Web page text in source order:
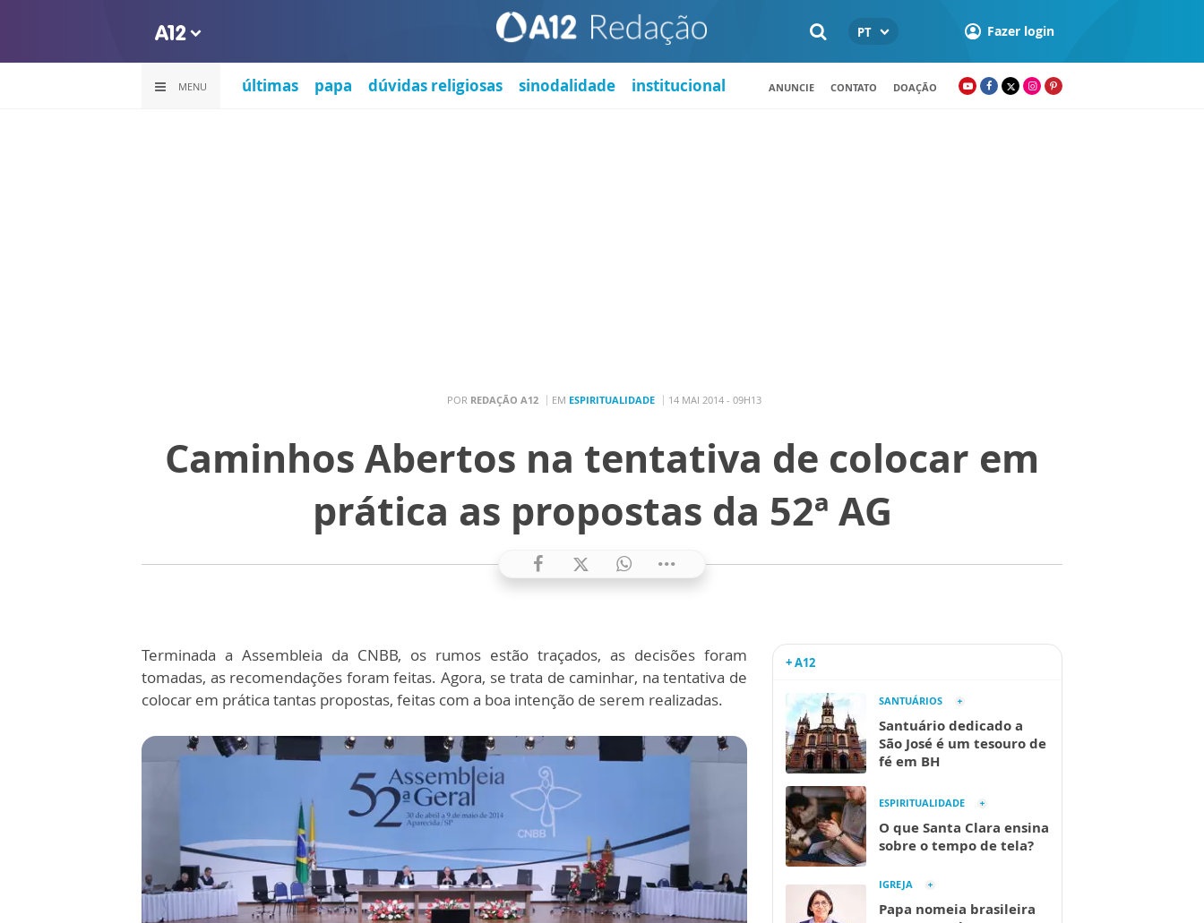
PT Fazer login
MENU últimas papa dúvidas religiosas sinodalidade institucional ANUNCIE CONTATO DOAÇÃO
POR REDAÇÃO A12 EM ESPIRITUALIDADE 14 MAI 2014 - 09H13
Caminhos Abertos na tentativa de colocar em
prática as propostas da 52ª AG
Terminada a Assembleia da CNBB, os rumos estão traçados, as decisões foram
tomadas, as recomendações foram feitas. Agora, se trata de caminhar, na tentativa de
colocar em prática tantas propostas, feitas com a boa intenção de serem realizadas.
+ A12
SANTUÁRIOS
Santuário dedicado a
São José é um tesouro de
fé em BH
ESPIRITUALIDADE
O que Santa Clara ensina
sobre o tempo de tela?
IGREJA
Papa nomeia brasileira